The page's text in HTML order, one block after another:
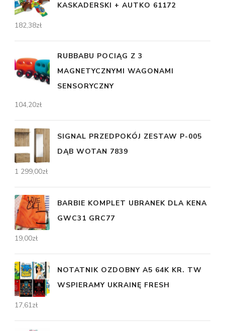
KASKADERSKI + AUTKO 61172
182,38zł
RUBBABU POCIĄG Z 3
MAGNETYCZNYMI WAGONAMI
SENSORYCZNY
104,20zł
SIGNAL PRZEDPOKÓJ ZESTAW P-005
DĄB WOTAN 7839
1 299,00zł
BARBIE KOMPLET UBRANEK DLA KENA
GWC31 GRC77
19,00zł
NOTATNIK OZDOBNY A5 64K KR. TW
WSPIERAMY UKRAINĘ FRESH
17,61zł